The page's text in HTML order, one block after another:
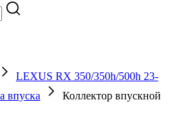
LEXUS RX 350/350h/500h 23-
впуска
Коллектор впускной